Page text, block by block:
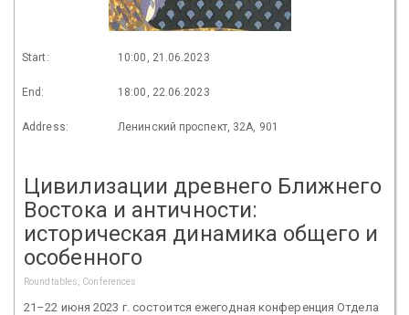
Start: 10:00, 21.06.2023
End: 18:00, 22.06.2023
Address: Ленинский проспект, 32А, 901
Цивилизации древнего Ближнего
Востока и античности:
историческая динамика общего и
особенного
Roundtables, Conferences
21–22 июня 2023 г. состоится ежегодная конференция Отдела